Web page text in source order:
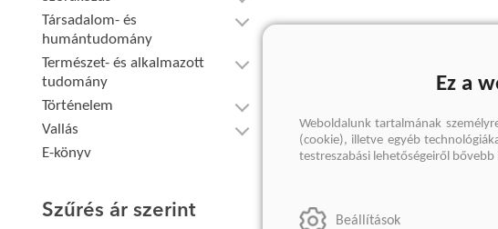
Társadalom- és
humántudomány
Természet- és alkalmazott
tudomány
Történelem
Vallás
E-könyv
Szűrés ár szerint
Ez a
Weboldalunk tartalmának
(cookie), illetve egyéb
testreszabási lehetőségeiről
Beállítások